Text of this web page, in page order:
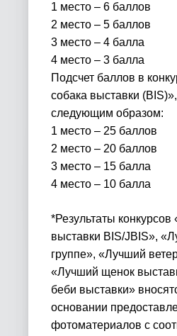
1 место – 6 баллов
2 место – 5 баллов
3 место – 4 балла
4 место – 3 балла
Подсчет баллов в
собака выставки (BIS
следующим образом:
1 место – 25 баллов
2 место – 20 баллов
3 место – 15 балла
4 место – 10 балла
*Результаты
выставки BIS/JBIS»,
группе», «Лучший
«Лучший щенок
беби выставки»
основании
фотоматериалов с